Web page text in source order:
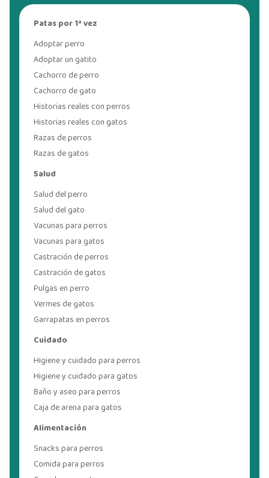
Patas por 1ª vez
Adoptar perro
Adoptar un gatito
Cachorro de perro
Cachorro de gato
Historias reales con perros
Historias reales con gatos
Razas de perros
Razas de gatos
Salud
Salud del perro
Salud del gato
Vacunas para perros
Vacunas para gatos
Castración de perros
Castración de gatos
Pulgas en perro
Vermes de gatos
Garrapatas en perros
Cuidado
Higiene y cuidado para perros
Higiene y cuidado para gatos
Baño y aseo para perros
Caja de arena para gatos
Alimentación
Snacks para perros
Comida para perros